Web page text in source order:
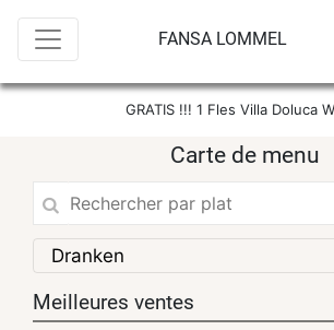
FANSA LOMMEL
GRATIS !!! 1 Fles Villa Doluca
Carte de menu
Meilleures ventes